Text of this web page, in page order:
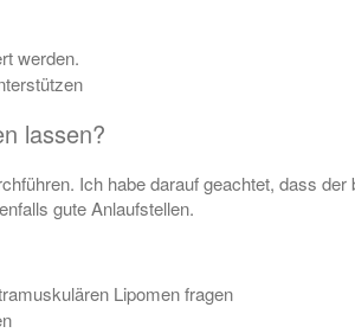
werden.
lassen?
Ich habe darauf geachtet, dass
gute Anlaufstellen.
Lipomen fragen